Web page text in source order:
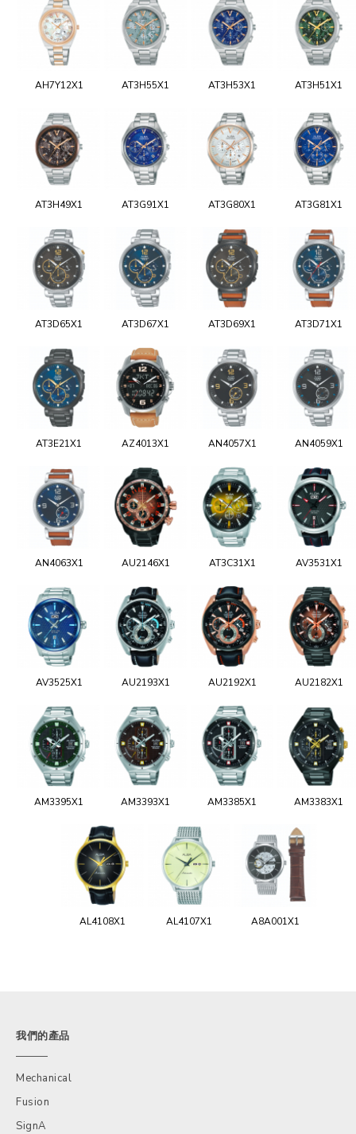
AH7Y12X1 AT3H55X1 AT3H53X1 AT3H51X1
AT3H49X1 AT3G91X1 AT3G80X1 AT3G81X1
AT3D65X1 AT3D67X1 AT3D69X1 AT3D71X1
AT3E21X1 AZ4013X1 AN4057X1 AN4059X1
AN4063X1 AU2146X1 AT3C31X1 AV3531X1
AV3525X1 AU2193X1 AU2192X1 AU2182X1
AM3395X1 AM3393X1 AM3385X1 AM3383X1
AL4108X1 AL4107X1 A8A001X1
我們的產品
Mechanical
Fusion
SignA